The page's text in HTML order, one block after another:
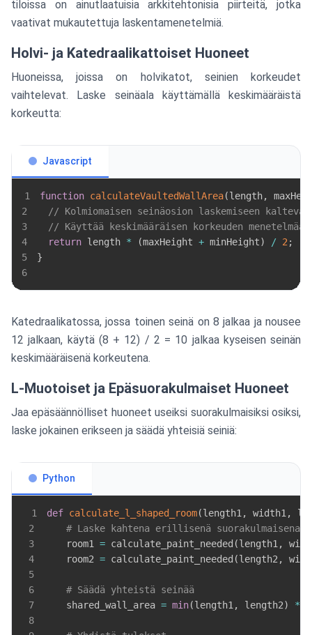
tiloissa on ainutlaatuisia arkkitehtonisia piirteitä, jotka
vaativat mukautettuja laskentamenetelmiä.
Holvi- ja Katedraalikattoiset Huoneet
Huoneissa, joissa on holvikatot, seinien korkeudet
vaihtelevat. Laske seinäala käyttämällä keskimääräistä
korkeutta:
Javascript
1 function calculateVaultedWallArea(length,
2
// Kolmiomaisen seinäosion laskemiseen
3
// Käyttää keskimääräisen korkeuden
4
return length * (maxHeight + minHeight) / 2;
5
}
6
Katedraalikatossa, jossa toinen seinä on 8 jalkaa ja nousee
12 jalkaan, käytä (8 + 12) / 2 = 10 jalkaa kyseisen seinän
keskimääräisenä korkeutena.
L-Muotoiset ja Epäsuorakulmaiset Huoneet
Jaa epäsäännölliset huoneet useiksi suorakulmaisiksi osiksi,
laske jokainen erikseen ja säädä yhteisiä seiniä:
Python
1 def calculate_l_shaped_room(length1, width1,
2
# Laske kahtena erillisenä suorakulmaisena
3
    room1
= calculate_paint_needed (length1,
4
    room2
= calculate_paint_needed (length2,
5
6
# Säädä yhteistä seinää
7
    shared_wall_area
= min(length1, length2)
*
8